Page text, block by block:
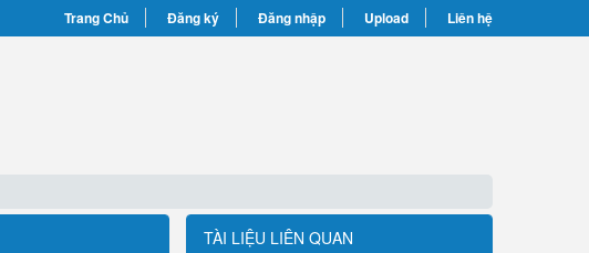
Trang Chủ Đăng ký Đăng nhập Upload Liên hệ
TÀI LIỆU LIÊN QUAN